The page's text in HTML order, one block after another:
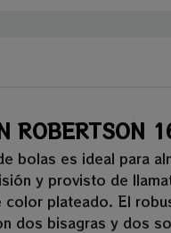
ROBERTSON
bolas es ideal para
y provisto de
color plateado. El
dos bisagras y dos